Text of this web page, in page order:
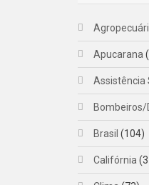
Apucarana
Assistência
Bombeiros/
Brasil (104)
Califórnia